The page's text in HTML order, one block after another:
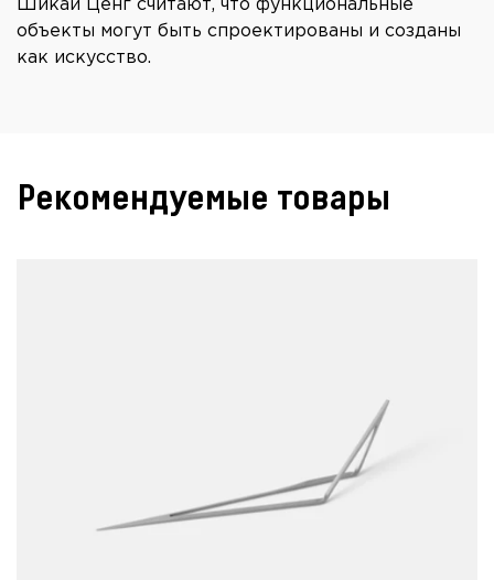
Шикай Ценг считают, что функциональные
объекты могут быть спроектированы и созданы
как искусство.
Рекомендуемые товары